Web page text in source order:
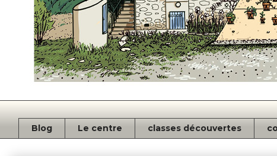
Blog Le centre classes découvertes